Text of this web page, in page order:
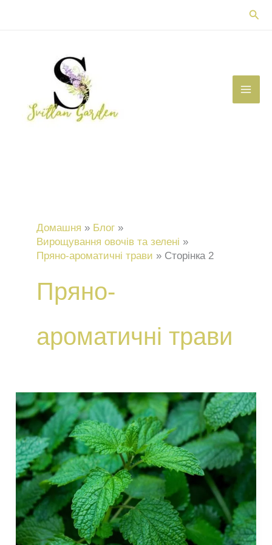
Домашня
Блог
Вирощування овочів та зелені
Пряно-ароматичні трави
Сторінка 2
Пряно-
ароматичні трави